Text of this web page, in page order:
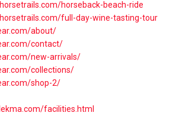
horseback-beach-ride
full-day-wine-tasting-tour
about/
contact/
new-arrivals/
collections/
shop-2/
facilities.html